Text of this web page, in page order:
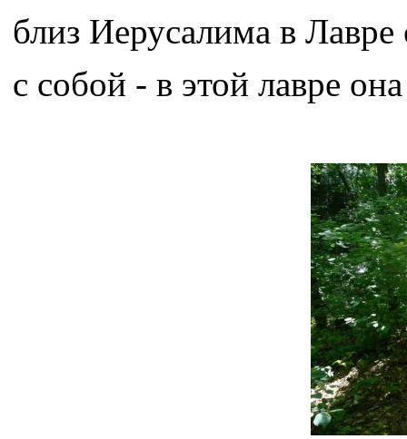
близ Иерусалима в
с собой - в этой лавре